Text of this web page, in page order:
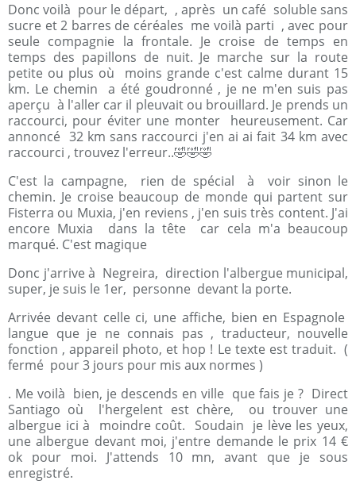
Donc voilà pour le départ, , après un café soluble sans
sucre et 2 barres de céréales me voilà parti , avec pour
seule compagnie la frontale. Je croise de temps en
temps des papillons de nuit. Je marche sur la route
petite ou plus où moins grande c'est calme durant 15
km. Le chemin a été goudronné , je ne m'en suis pas
aperçu à l'aller car il pleuvait ou brouillard. Je prends un
raccourci, pour éviter une monter heureusement. Car
annoncé 32 km sans raccourci j'en ai ai fait 34 km avec
raccourci , trouvez l'erreur..🤣🤣🤣
C'est la campagne, rien de spécial à voir sinon le
chemin. Je croise beaucoup de monde qui partent sur
Fisterra ou Muxia, j'en reviens , j'en suis très content. J'ai
encore Muxia dans la tête car cela m'a beaucoup
marqué. C'est magique
Donc j'arrive à Negreira, direction l'albergue municipal,
super, je suis le 1er, personne devant la porte.
Arrivée devant celle ci, une affiche, bien en Espagnole
langue que je ne connais pas , traducteur, nouvelle
fonction , appareil photo, et hop ! Le texte est traduit. (
fermé pour 3 jours pour mis aux normes )
. Me voilà bien, je descends en ville que fais je ? Direct
Santiago où l'hergelent est chère, ou trouver une
albergue ici à moindre coût. Soudain je lève les yeux,
une albergue devant moi, j'entre demande le prix 14 €
ok pour moi. J'attends 10 mn, avant que je sous
enregistré.